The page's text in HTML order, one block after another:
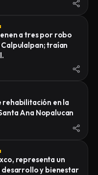
a tres por robo
traían
rehabilitación en la
Ana Nopalucan
representa un
desarrollo y bienestar